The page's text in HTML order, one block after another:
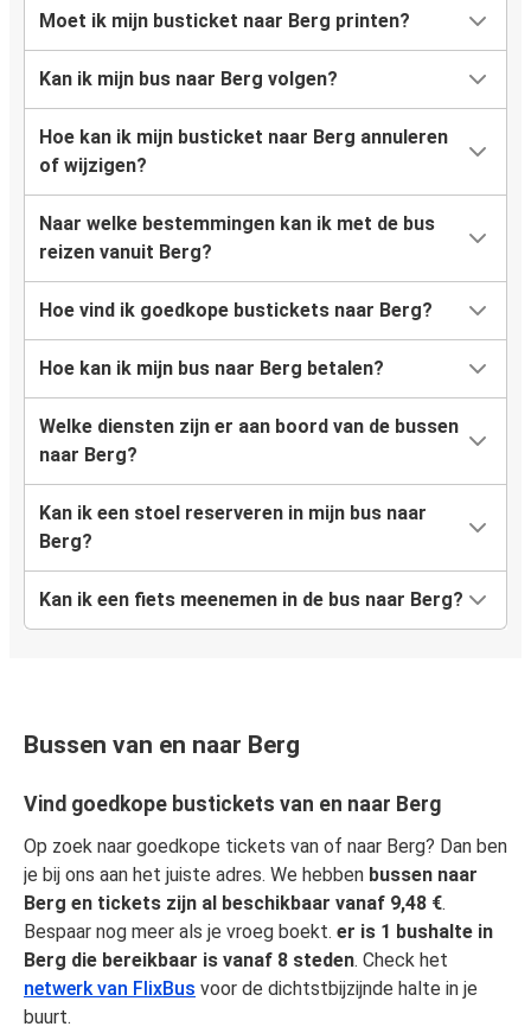
Moet ik mijn busticket naar Berg printen?
Kan ik mijn bus naar Berg volgen?
Hoe kan ik mijn busticket naar Berg annuleren
of wijzigen?
Naar welke bestemmingen kan ik met de bus
reizen vanuit Berg?
Hoe vind ik goedkope bustickets naar Berg?
Hoe kan ik mijn bus naar Berg betalen?
Welke diensten zijn er aan boord van de bussen
naar Berg?
Kan ik een stoel reserveren in mijn bus naar
Berg?
Kan ik een fiets meenemen in de bus naar Berg?
Bussen van en naar Berg
Vind goedkope bustickets van en naar Berg
Op zoek naar goedkope tickets van of naar Berg? Dan ben
je bij ons aan het juiste adres. We hebben bussen naar
Berg en tickets zijn al beschikbaar vanaf 9,48 €.
Bespaar nog meer als je vroeg boekt. er is 1 bushalte in
Berg die bereikbaar is vanaf 8 steden. Check het
netwerk van FlixBus voor de dichtstbijzijnde halte in je
buurt.